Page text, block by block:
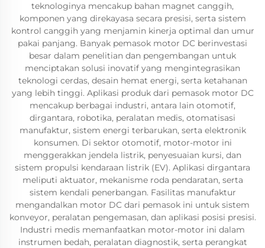
teknologinya mencakup bahan magnet canggih,
komponen yang direkayasa secara presisi, serta sistem
kontrol canggih yang menjamin kinerja optimal dan umur
pakai panjang. Banyak pemasok motor DC berinvestasi
besar dalam penelitian dan pengembangan untuk
menciptakan solusi inovatif yang mengintegrasikan
teknologi cerdas, desain hemat energi, serta ketahanan
yang lebih tinggi. Aplikasi produk dari pemasok motor DC
mencakup berbagai industri, antara lain otomotif,
dirgantara, robotika, peralatan medis, otomatisasi
manufaktur, sistem energi terbarukan, serta elektronik
konsumen. Di sektor otomotif, motor-motor ini
menggerakkan jendela listrik, penyesuaian kursi, dan
sistem propulsi kendaraan listrik (EV). Aplikasi dirgantara
meliputi aktuator, mekanisme roda pendaratan, serta
sistem kendali penerbangan. Fasilitas manufaktur
mengandalkan motor DC dari pemasok ini untuk sistem
konveyor, peralatan pengemasan, dan aplikasi posisi presisi.
Industri medis memanfaatkan motor-motor ini dalam
instrumen bedah, peralatan diagnostik, serta perangkat